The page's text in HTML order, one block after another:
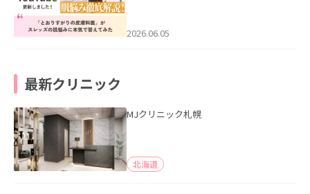
2026.06.05
最新クリニック
MJクリニック札幌
北海道